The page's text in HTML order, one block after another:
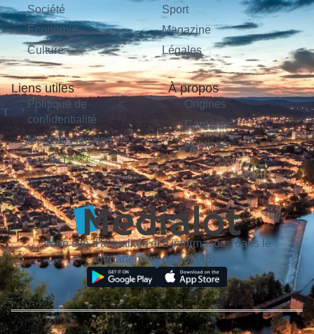
Société
Économie
Culture
Sport
Magazine
Légales
Liens utiles
Politique de
confidentialité
Mentions légales
Contact
À propos
Origines
Carrières
Publicité
Votre site d'actualités et d'informations dans le
département du Lot (46).